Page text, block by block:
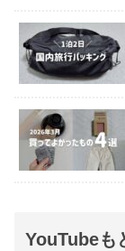
YouTubeも